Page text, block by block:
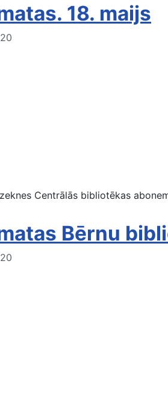
18. maijs
Centrālās bibliotēkas
Bērnu